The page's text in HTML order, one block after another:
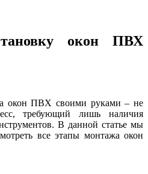
окон ПВХ
окон ПВХ своими руками – не
требующий лишь наличия
В данной статье мы
все этапы монтажа окон